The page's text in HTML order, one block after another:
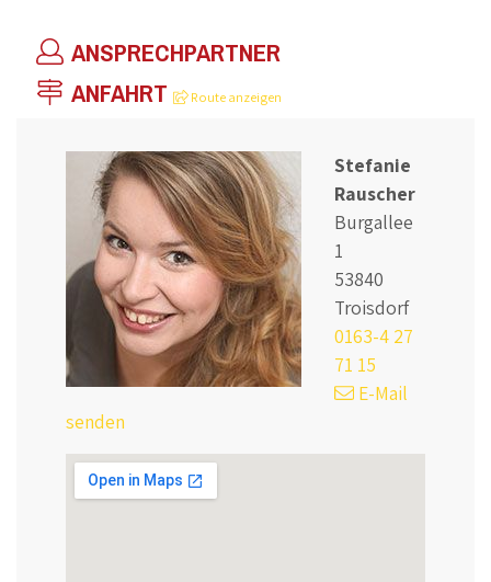
ANSPRECHPARTNER
ANFAHRT
Route anzeigen
Stefanie
Rauscher
Burgallee
1
53840
Troisdorf
0163-4 27
71 15
E-Mail
senden